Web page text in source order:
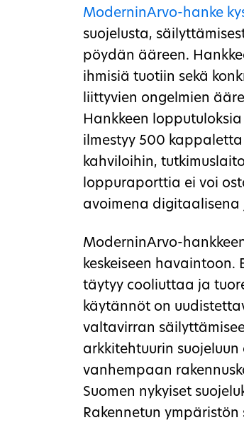
ModerninArvo-hanke
suojelusta,
pöydän ääreen.
ihmisiä tuotiin sekä
liittyvien ongelmien
Hankkeen
ilmestyy 500
kahviloihin,
loppuraporttia ei voi
avoimena digitaalisena
ModerninArvo-
keskeiseen havaintoon.
täytyy cooliuttaa ja
käytännöt on
valtavirran
arkkitehtuurin
vanhempaan
Suomen nykyiset
Rakennetun